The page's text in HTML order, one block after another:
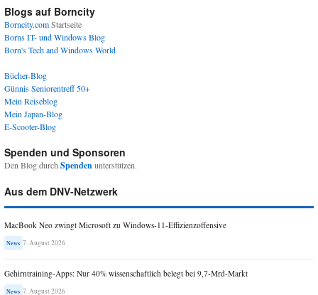
Blogs auf Borncity
Borncity.comStartseite
Borns IT- und Windows Blog
Born's Tech and Windows World
Bücher-Blog
Günnis Seniorentreff 50+
Mein Reiseblog
Mein Japan-Blog
E-Scooter-Blog
Spenden und Sponsoren
Den Blog durch Spendenunterstützen.
Aus dem DNV-Netzwerk
MacBook Neo zwingt Microsoft zu Windows-11-Effizienzoffensive
News 7. August 2026
Gehirntraining-Apps: Nur 40% wissenschaftlich belegt bei 9,7-Mrd-Markt
News 7. August 2026